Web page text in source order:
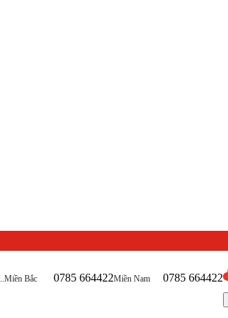
Miền Bắc 0785 664422Miền Nam 0785 664422